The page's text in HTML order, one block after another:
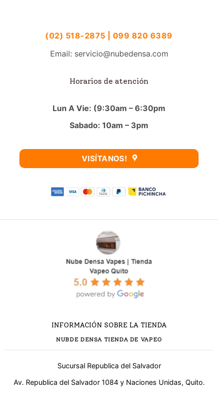
INFORMACIÓN SOBRE LA TIENDA
NUBDE DENSA TIENDA DE VAPEO
Sucursal Republica del Salvador
Av. Republica del Salvador 1084 y Naciones Unidas, Quito.
(02) 518-2875 | 099 820 6389
Email: servicio@nubedensa.com
Horarios de atención
Lun A Vie: (9:30am – 6:30pm
Sabado: 10am – 3pm
VISÍTANOS!